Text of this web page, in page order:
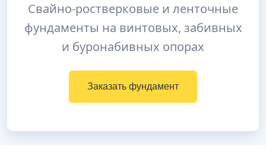
Свайно-ростверковые и ленточные
фундаменты на винтовых, забивных
и буронабивных опорах
Заказать фундамент